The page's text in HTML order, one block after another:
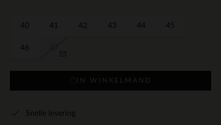
40 41 42 43 44 45
46
IN WINKELMAND
Snelle levering